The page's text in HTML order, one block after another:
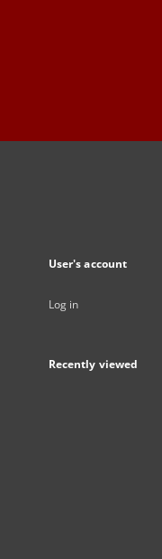
User's account
Log in
Recently viewed